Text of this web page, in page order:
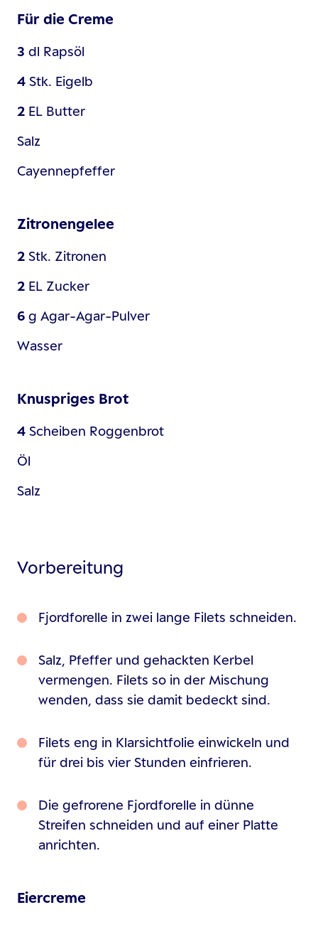
Für die Creme
3 dl Rapsöl
4 Stk. Eigelb
2 EL Butter
Salz
Cayennepfeffer
Zitronengelee
2 Stk. Zitronen
2 EL Zucker
6 g Agar-Agar-Pulver
Wasser
Knuspriges Brot
4 Scheiben Roggenbrot
Öl
Salz
Vorbereitung
Fjordforelle in zwei lange Filets schneiden.
Salz, Pfeffer und gehackten Kerbel
vermengen. Filets so in der Mischung
wenden, dass sie damit bedeckt sind.
Filets eng in Klarsichtfolie einwickeln und
für drei bis vier Stunden einfrieren.
Die gefrorene Fjordforelle in dünne
Streifen schneiden und auf einer Platte
anrichten.
Eiercreme